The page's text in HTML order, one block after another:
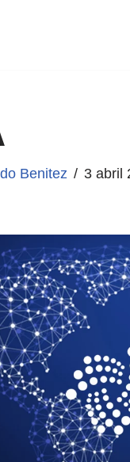
Benitez 3 abril